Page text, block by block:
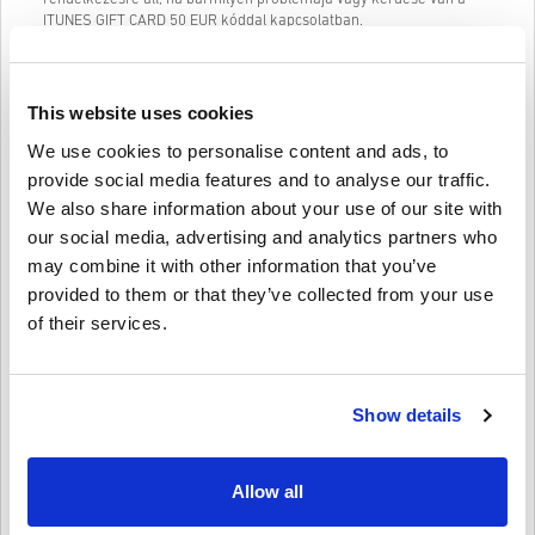
This website uses cookies
We use cookies to personalise content and ads, to
provide social media features and to analyse our traffic.
We also share information about your use of our site with
our social media, advertising and analytics partners who
may combine it with other information that you’ve
provided to them or that they’ve collected from your use
of their services.
Show details
Allow all
ITUNES GIFT CARD 50 EUR kóddal kapcsolatban.
van szükség, így gyors és egyszerű a ITUNES GIFT CARD 50 EUR
való megvásárlása a livecards.net webhelyről.
Így működik a Livecards.neten
Új vagy a Livecards.net-en? A digitális kódok vásárlása gyors és
egyszerű:
Jogi nyilatkozat
Az előrendelhető
raktáron lévő termékeket a biztonsági ellenőrzésekig
A kereskedelmi célúnak tekintett vásárlásokat nem
Ön csak digitális terméket vásárol.
További információért tekintse meg
értesítsen bennünket aKapcsolatfelvételi űrlapunk
Írja meg a véleményét 4,8/5 10 Vélemények
Semmi gond nem volt, a kódot azonnal elfogadták az osztrák